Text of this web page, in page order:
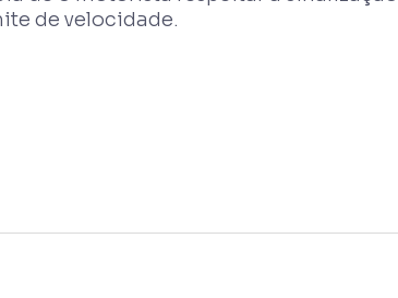
de velocidade.